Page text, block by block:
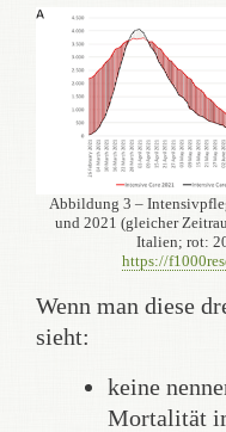
Abbildung 3 –
und 2021 (gleicher
Italien; rot:
https://
Wenn man diese
sieht:
keine
Mortalität